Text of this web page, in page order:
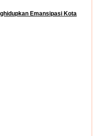
Emansipasi Kota